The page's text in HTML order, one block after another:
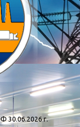
30.06.2026 г.